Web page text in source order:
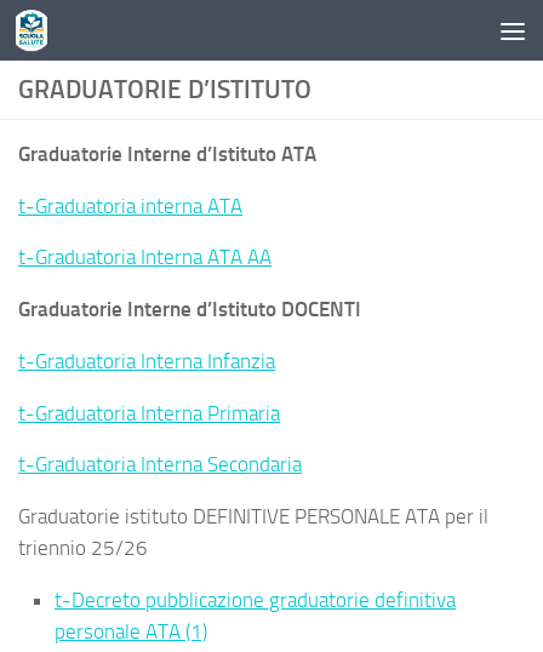
Skip to content
GRADUATORIE D’ISTITUTO
Graduatorie Interne d’Istituto ATA
t-Graduatoria interna ATA
t-Graduatoria Interna ATA AA
Graduatorie Interne d’Istituto DOCENTI
t-Graduatoria Interna Infanzia
t-Graduatoria Interna Primaria
t-Graduatoria Interna Secondaria
Graduatorie istituto DEFINITIVE PERSONALE ATA per il
triennio 25/26
t-Decreto pubblicazione graduatorie definitiva
personale ATA (1)